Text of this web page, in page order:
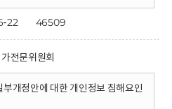
22 46509
전문위원회
부개정안에 대한 개인정보 침해요인